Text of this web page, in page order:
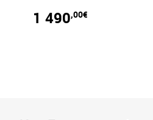
1 490,00€